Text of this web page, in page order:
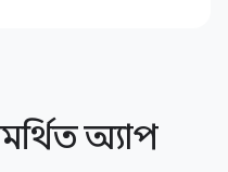
অ্যাপ